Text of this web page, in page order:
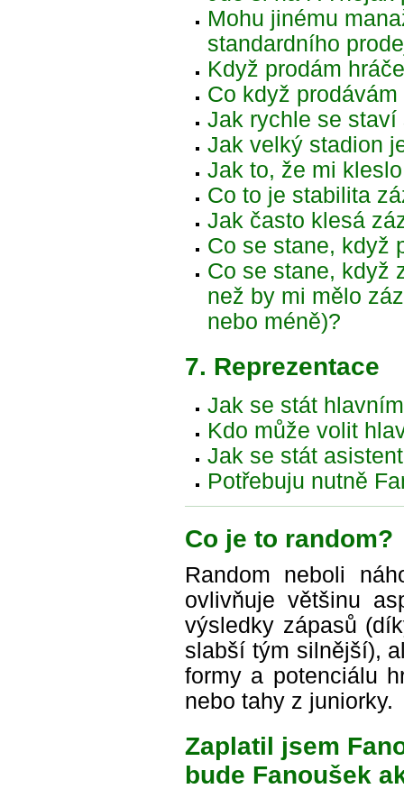
Mohu jinému
standardního
Když prodám
Co když
Jak rychle se staví
Jak velký stadion
Jak to, že mi
Co to je stabilita
Jak často klesá
Co se stane, když
Co se stane, když
než by mi mělo
nebo méně)?
7. Reprezentace
Jak se stát
Kdo může volit
Jak se stát
Potřebuju nutně
Co je to random?
Random neboli
ovlivňuje většinu
výsledky zápasů
slabší tým silnější),
formy a potenciálu
nebo tahy z juniorky.
Zaplatil jsem
bude Fanoušek